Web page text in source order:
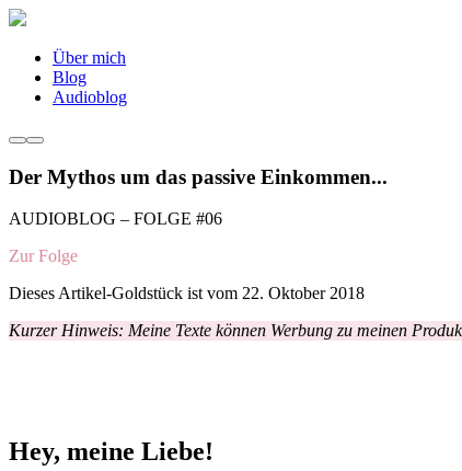
Über mich
Blog
Audioblog
Der Mythos um das passive Einkommen...
AUDIOBLOG – FOLGE #06
Zur Folge
Dieses Artikel-Goldstück ist vom 22. Oktober 2018
Kurzer Hinweis: Meine Texte können Werbung zu meinen
Hey, meine Liebe!